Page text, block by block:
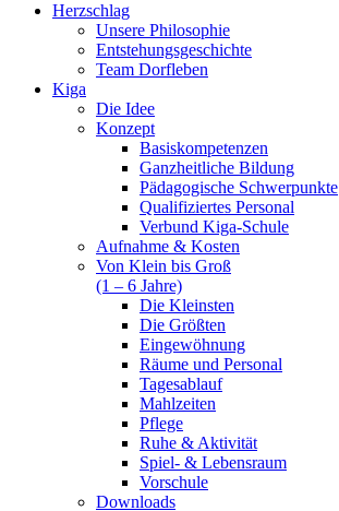
Herzschlag
Unsere Philosophie
Entstehungsgeschichte
Team Dorfleben
Kiga
Die Idee
Konzept
Basiskompetenzen
Ganzheitliche Bildung
Pädagogische Schwerpunkte
Qualifiziertes Personal
Verbund Kiga-Schule
Aufnahme & Kosten
Von Klein bis Groß
(1 – 6 Jahre)
Die Kleinsten
Die Größten
Eingewöhnung
Räume und Personal
Tagesablauf
Mahlzeiten
Pflege
Ruhe & Aktivität
Spiel- & Lebensraum
Vorschule
Downloads